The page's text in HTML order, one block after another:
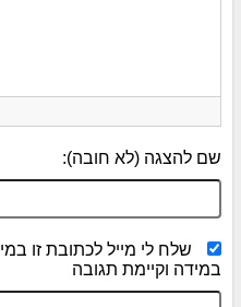
שם להצגה (לא חובה):
שלח לי מייל לכתובת זו
במידה וקיימת תגובה